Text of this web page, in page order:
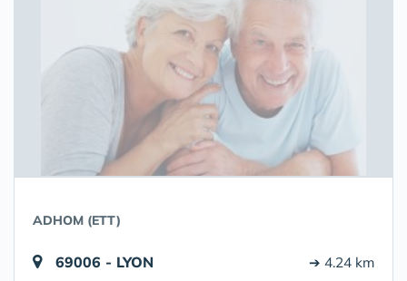
ADHOM (ETT)
69006 - LYON ➔ 4.24 km